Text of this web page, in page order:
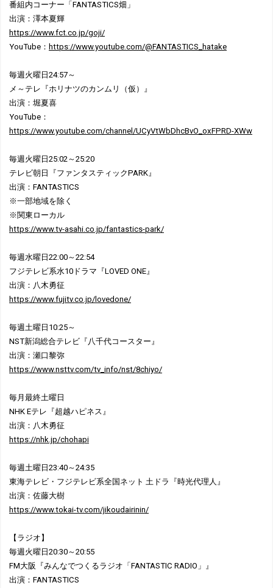
番組内コーナー「FANTASTICS畑」
出演：澤本夏輝
https://www.fct.co.jp/goji/
YouTube： https://www.youtube.com/@FANTASTICS_hatake
毎週火曜日24:57～
メ～テレ『ホリナツのカンムリ（仮）』
出演：堀夏喜
YouTube：
https://www.youtube.com/channel/UCyVtWbDhcBvO_oxFPRD-XWw
毎週火曜日25:02～25:20
テレビ朝日『ファンタスティックPARK』
出演：FANTASTICS
※一部地域を除く
※関東ローカル
https://www.tv-asahi.co.jp/fantastics-park/
毎週水曜日22:00～22:54
フジテレビ系水10ドラマ『LOVED ONE』
出演：八木勇征
https://www.fujitv.co.jp/lovedone/
毎週土曜日10:25～
NST新潟総合テレビ『八千代コースター』
出演：瀬口黎弥
https://www.nsttv.com/tv_info/nst/8chiyo/
毎月最終土曜日
NHK Eテレ『超越ハピネス』
出演：八木勇征
https://nhk.jp/chohapi
毎週土曜日23:40～24:35
東海テレビ・フジテレビ系全国ネット 土ドラ『時光代理人』
出演：佐藤大樹
https://www.tokai-tv.com/jikoudairinin/
【ラジオ】
毎週火曜日20:30～20:55
FM大阪『みんなでつくるラジオ「FANTASTIC RADIO」』
出演：FANTASTICS